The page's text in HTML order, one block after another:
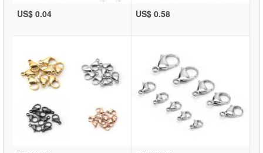
US$ 0.04 US$ 0.58